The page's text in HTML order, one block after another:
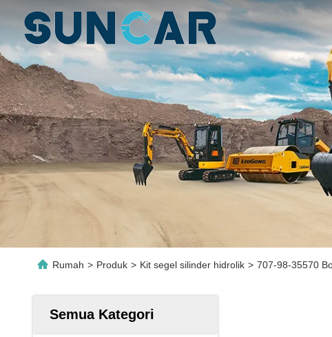
Rumah > Produk > Kit segel silinder hidrolik > 707-98-35570
Semua Kategori